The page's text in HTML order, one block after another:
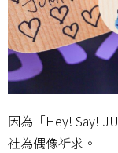
因為「Hey! Say!
社為偶像祈求。